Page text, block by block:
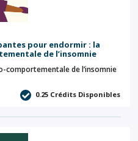
pour endormir : la
de l’insomnie
comportementale de l’insomnie
0.25 Crédits Disponibles